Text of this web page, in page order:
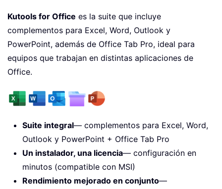
Kutools for Office es la suite que incluye
complementos para Excel, Word, Outlook y
PowerPoint, además de Office Tab Pro, ideal para
equipos que trabajan en distintas aplicaciones de
Office.
Suite integral— complementos para Excel, Word,
Outlook y PowerPoint + Office Tab Pro
Un instalador, una licencia— configuración en
minutos (compatible con MSI)
Rendimiento mejorado en conjunto—